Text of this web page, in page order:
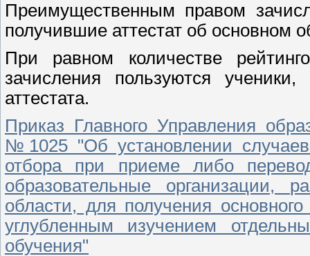
Преимущественным правом
получившие аттестат об основном
При равном количестве
зачисления пользуются
аттестата.
Приказ Главного Управления
№1025 "Об установлении случаев
отбора при приеме либо
образовательные организации,
области, для получения
углубленным изучением
обучения"